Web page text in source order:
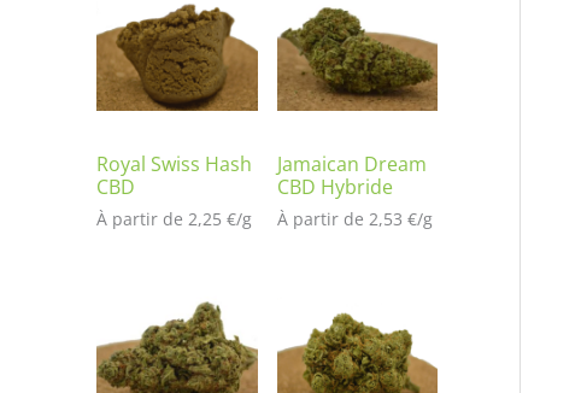
s
ur
no
io
n
cli
Royal Swiss Hash
CBD
À partir de 2,25 €/g
Jamaican Dream
CBD Hybride
À partir de 2,53 €/g